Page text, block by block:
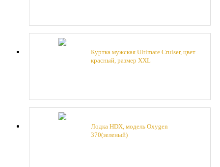
Куртка мужская Ultimate Cruiser, цвет
красный, размер XXL
Лодка HDX, модель Oxygen
370(зеленый)